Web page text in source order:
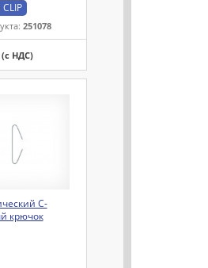
CLIP
251078
(с НДС)
С-
крючок